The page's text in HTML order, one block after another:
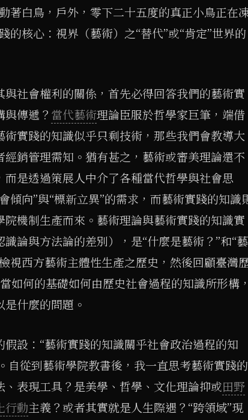
著白鳥，戶外，零下二十五度的真正小鳥正在
的核心：視界（藝術）之“替代”或“肯定”世界的
社會權利的關係，首先必得回答我們的藝術實
傳遞？ 當代藝術理論臣服於哲學家巨筆，端借
實踐的知識似乎只剩技術，那些我們會教導大
銷管理需知。猶有甚之，藝術或審美理論還不
是透過策展人中介了各種當代哲學與社會思
傾向”與“標新立異”的需求，而藝術實踐的知識
機制生產而來。藝術理論與藝術實踐的知識實
論與方法論的差別），是“什麼是藝術？”和“藝
視西方藝術主體性生產之歷史，然後回顧臺灣
如何的基礎如何由歷史社會過程的知識所形構
什麼的問題。
設：“藝術實踐的知識關乎社會政治過程的知
自從到藝術學院教書後，我一直思考藝術實踐的
表現工具？是美學、哲學、文化理論抑或田野
行動主義？或者其實就是人生際遇？“跨領域”現